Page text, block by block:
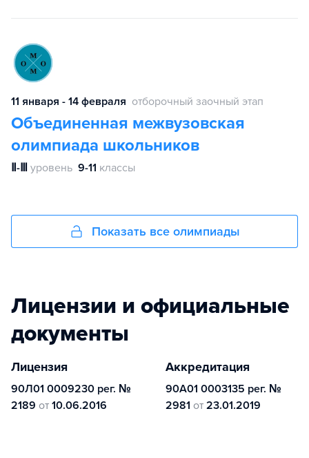
11 января - 14 февраля отборочный заочный этап
Объединенная межвузовская
олимпиада школьников
Ⅱ-Ⅲ уровень 9-11 классы
Показать все олимпиады
Лицензии и официальные
документы
Лицензия
90Л01 0009230 рег. №
2189 от 10.06.2016
Аккредитация
90А01 0003135 рег. №
2981 от 23.01.2019